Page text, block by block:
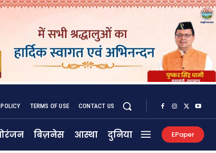
TERMS OF USE CONTACT US
बिज़नेस आस्था दुनिया EPaper